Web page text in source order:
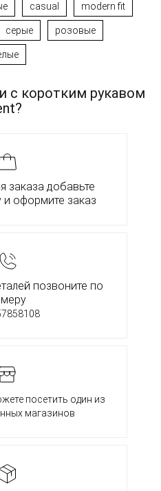
casual modern fit
серые розовые
с коротким рукавом
заказа добавьте
и оформите заказ
позвоните по
посетить один из
магазинов